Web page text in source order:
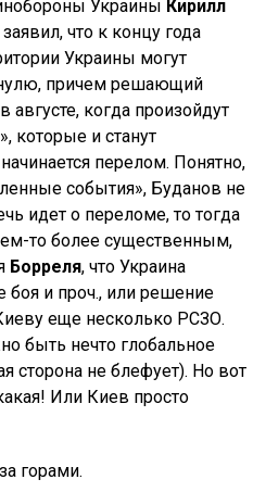
Украины Кирилл
что к концу года
Украины могут
нулю, причем решающий
когда произойдут
которые и станут
перелом. Понятно,
события», Буданов не
идет о переломе, то тогда
то более существенным,
Борреля, что Украина
боя и проч., или решение
еще несколько РСЗО.
быть нечто глобальное
сторона не блефует). Но вот
Или Киев просто
горами.